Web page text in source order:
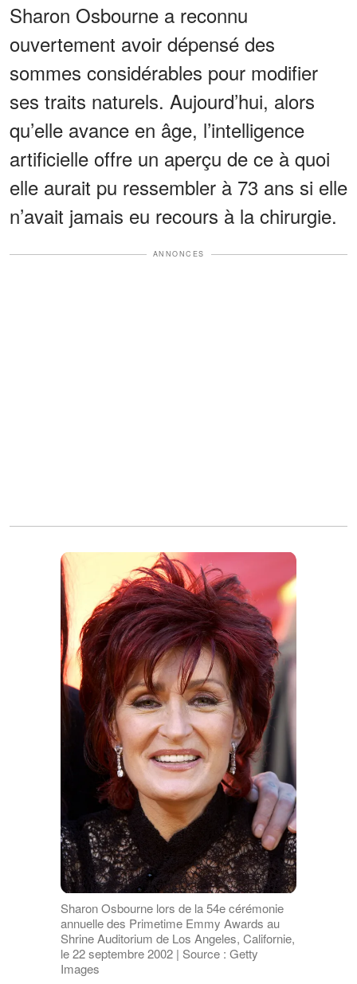
Sharon Osbourne a reconnu
ouvertement avoir dépensé des
sommes considérables pour modifier
ses traits naturels. Aujourd’hui, alors
qu’elle avance en âge, l’intelligence
artificielle offre un aperçu de ce à quoi
elle aurait pu ressembler à 73 ans si elle
n’avait jamais eu recours à la chirurgie.
ANNONCES
Sharon Osbourne lors de la 54e cérémonie
annuelle des Primetime Emmy Awards au
Shrine Auditorium de Los Angeles, Californie,
le 22 septembre 2002 | Source : Getty
Images